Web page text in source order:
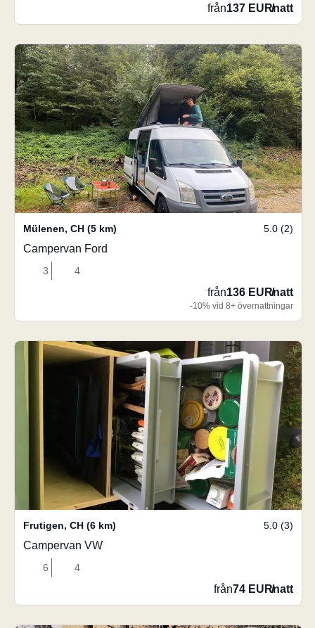
från137 EUR/natt
Mülenen, CH (5 km) 5.0 (2)
Campervan Ford
3 4
från136 EUR/natt
-10% vid 8+ övernattningar
Frutigen, CH (6 km) 5.0 (3)
Campervan VW
6 4
från74 EUR/natt